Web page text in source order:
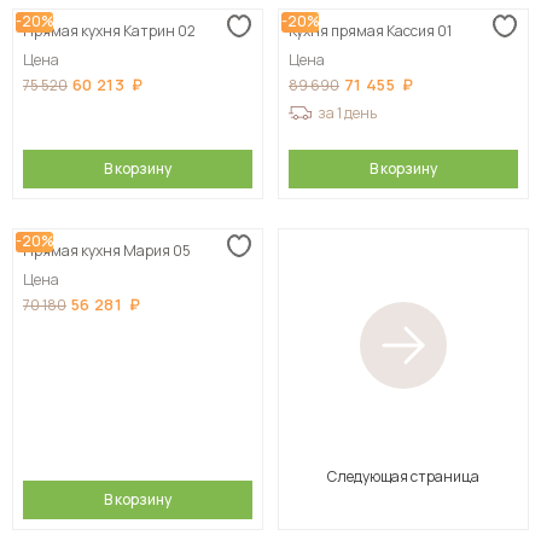
-20%
Прямая кухня Катрин 02
Цена
75 520 60 213
В корзину
-20%
Кухня прямая Кассия 01
Цена
89 690 71 455
за 1 день
В корзину
-20%
Прямая кухня Мария 05
Цена
70 180 56 281
В корзину
Следующая страница